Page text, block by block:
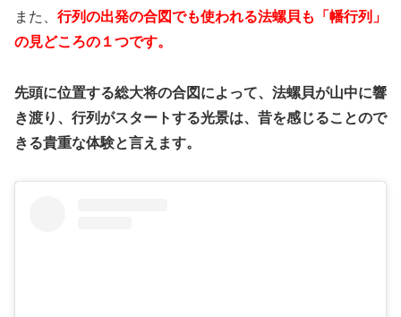
また、 行列の出発の合図でも使われる法螺貝も「幡行列」
の見どころの１つです。
先頭に位置する総大将の合図によって、法螺貝が山中に響
き渡り、行列がスタートする光景は、昔を感じることので
きる貴重な体験と言えます。